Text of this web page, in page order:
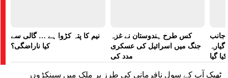
نیم کا پتہ کڑوا ہے … گالی سے
کیا ناراضگی؟
کس طرح ہندوستان نے غزہ
جنگ میں اسرائیل کی عسکری
مدد کی
جانب
گیا
ٹھیک آپ کے سول نافرمانی کی طرز پر ملک میں سینکڑوں